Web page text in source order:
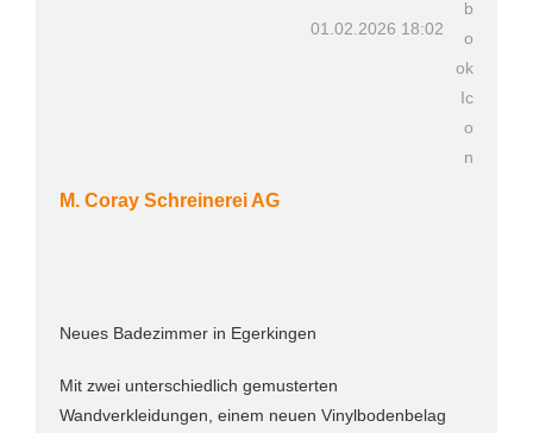
01.02.2026 18:02
M. Coray Schreinerei AG
Neues Badezimmer in Egerkingen
Mit zwei unterschiedlich gemusterten
Wandverkleidungen, einem neuen Vinylbodenbelag